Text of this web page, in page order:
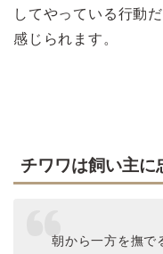
してやっている行動
感じられます。
チワワは飼い主に
朝から一方を撫で